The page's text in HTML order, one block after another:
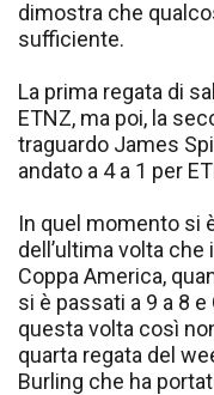
dimostra che
sufficiente.
La prima regata di
ETNZ, ma poi, la
traguardo James
andato a 4 a 1 per
In quel momento si
dell’ultima volta
Coppa America,
si è passati a 9 a 8
questa volta così
quarta regata del
Burling che ha